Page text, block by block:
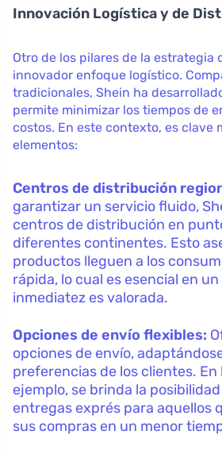
Innovación Logística y de
Otro de los pilares de la estrategia
innovador enfoque logístico.
tradicionales, Shein ha
permite minimizar los tiempos de
costos. En este contexto, es clave
elementos:
Centros de distribución
garantizar un servicio fluido,
centros de distribución en
diferentes continentes. Esto
productos lleguen a los
rápida, lo cual es esencial en
inmediatez es valorada.
Opciones de envío flexibles:
opciones de envío,
preferencias de los clientes. En
ejemplo, se brinda la
entregas exprés para aquellos
sus compras en un menor